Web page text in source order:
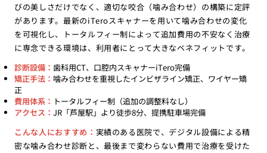
びの美しさだけでなく、適切な咬合（噛み合わせ）の構築に定評
があります。最新のiTeroスキャナーを用いて噛み合わせの変化
を可視化し、トータルフィー制によって追加費用の不安なく治療
に専念できる環境は、利用者にとって大きなベネフィットです。
診断設備： 歯科用CT、口腔内スキャナーiTero完備
矯正手法： 噛み合わせを重視したインビザライン矯正、ワイヤー矯
正
費用体系： トータルフィー制（追加の調整料なし）
アクセス： JR「芦屋駅」より徒歩8分、提携駐車場完備
こんな人におすすめ： 実績のある医院で、デジタル設備による精
密な噛み合わせ診断と、最後まで変わらない費用で治療を受けた